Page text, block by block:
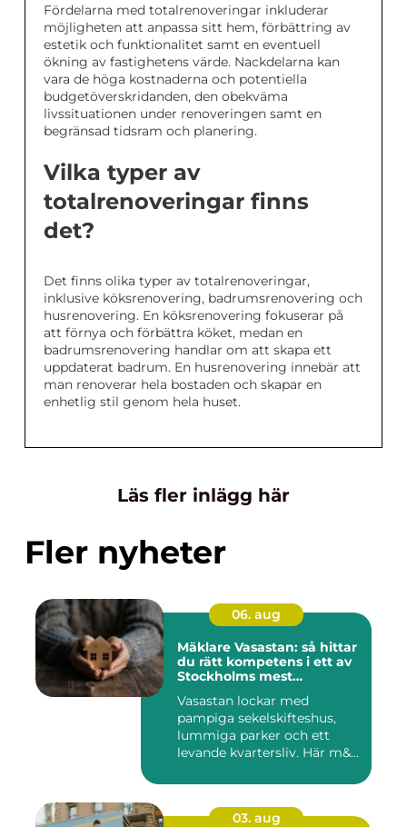
Fördelarna med totalrenoveringar inkluderar
möjligheten att anpassa sitt hem, förbättring av
estetik och funktionalitet samt en eventuell
ökning av fastighetens värde. Nackdelarna kan
vara de höga kostnaderna och potentiella
budgetöverskridanden, den obekväma
livssituationen under renoveringen samt en
begränsad tidsram och planering.
Vilka typer av
totalrenoveringar finns
det?
Det finns olika typer av totalrenoveringar,
inklusive köksrenovering, badrumsrenovering och
husrenovering. En köksrenovering fokuserar på
att förnya och förbättra köket, medan en
badrumsrenovering handlar om att skapa ett
uppdaterat badrum. En husrenovering innebär att
man renoverar hela bostaden och skapar en
enhetlig stil genom hela huset.
Läs fler inlägg här
Fler nyheter
06. aug
Mäklare Vasastan: så hittar
du rätt kompetens i ett av
Stockholms mest
Vasastan lockar med
pampiga sekelskifteshus,
lummiga parker och ett
levande kvartersliv. Här m&...
03. aug